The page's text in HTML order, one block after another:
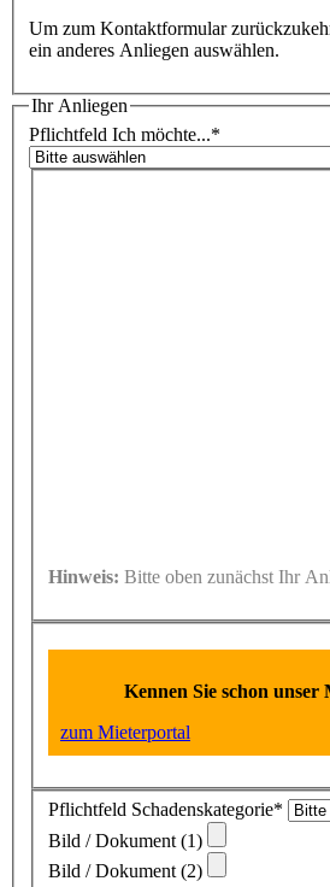
Um zum Kontaktformular
ein anderes Anliegen auswählen.
Ihr Anliegen
Pflichtfeld Ich möchte...*
Hinweis: Bitte oben zunächst Ihr
Kennen Sie schon unser
zum Mieterportal
Pflichtfeld Schadenskategorie*
Bild / Dokument (1)
Bild / Dokument (2)